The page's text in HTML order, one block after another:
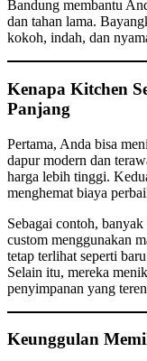
Bandung membantu
dan tahan lama.
kokoh, indah, dan
Kenapa Kitchen
Panjang
Pertama, Anda bisa
dapur modern dan
harga lebih tinggi.
menghemat biaya
Sebagai contoh,
custom menggunakan
tetap terlihat seperti
Selain itu, mereka
penyimpanan yang
Keunggulan